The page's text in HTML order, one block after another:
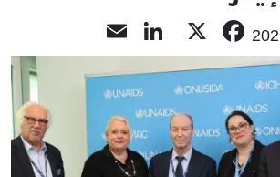
Facebook
LinkedIn